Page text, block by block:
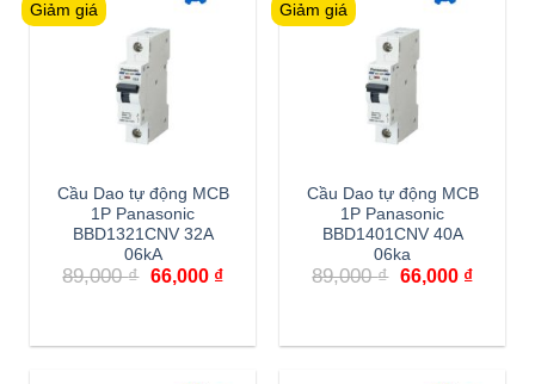
Giảm giá
Cầu Dao tự động MCB
1P Panasonic
BBD1321CNV 32A
06kA
89,000₫ Giá
66,000 ₫Giá
66,000 ₫.
Giảm giá
Cầu Dao tự động MCB
1P Panasonic
BBD1401CNV 40A
06ka
89,000₫ Giá
66,000 ₫Giá
66,000